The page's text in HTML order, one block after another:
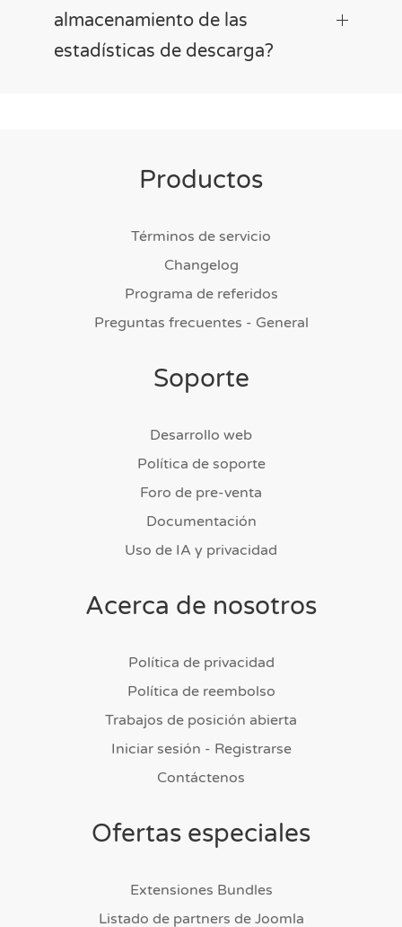
almacenamiento de las
estadísticas de descarga?
Productos
Términos de servicio
Changelog
Programa de referidos
Preguntas frecuentes - General
Soporte
Desarrollo web
Política de soporte
Foro de pre-venta
Documentación
Uso de IA y privacidad
Acerca de nosotros
Política de privacidad
Política de reembolso
Trabajos de posición abierta
Iniciar sesión - Registrarse
Contáctenos
Ofertas especiales
Extensiones Bundles
Listado de partners de Joomla